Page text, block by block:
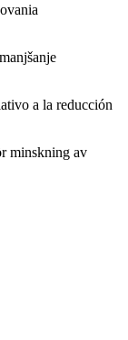
a la reducción
minskning av